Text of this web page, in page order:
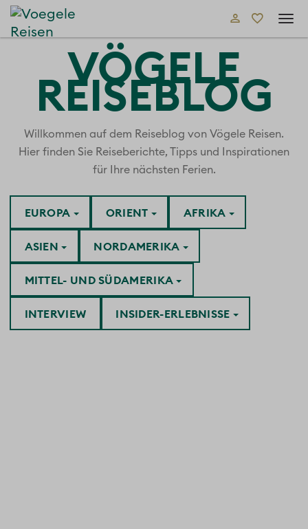
VÖGELE
REISEBLOG
Willkommen auf dem Reiseblog von Vögele Reisen.
Hier finden Sie Reiseberichte, Tipps und Inspirationen
für Ihre nächsten Ferien.
AFRIKA
ASIEN
EUROPA
INSIDER-ERLEBNISSE
INTERVIEW
MITTEL- UND SÜDAMERIKA
NORDAMERIKA
ORIENT